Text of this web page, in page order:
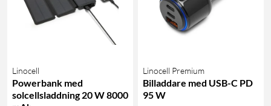
Linocell
Powerbank med
solcellsladdning 20 W 8000
Linocell Premium
Billaddare med USB-C PD
95 W